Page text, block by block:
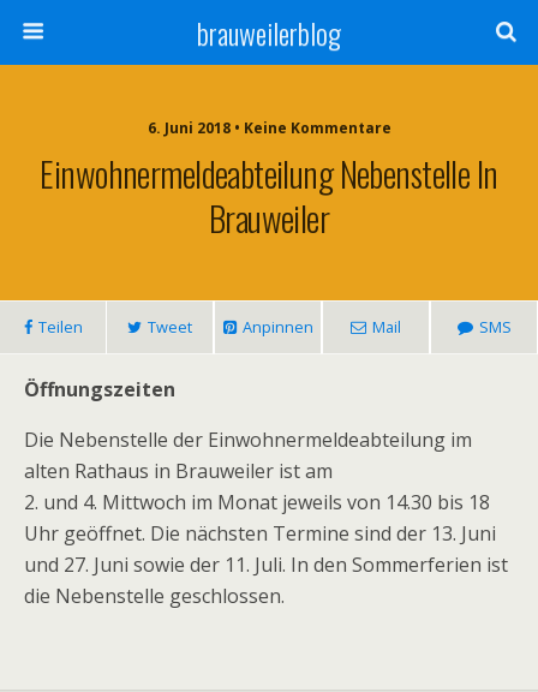
brauweilerblog
6. Juni 2018 • Keine Kommentare
Einwohnermeldeabteilung Nebenstelle In
Brauweiler
Teilen Tweet Anpinnen Mail SMS
Öffnungszeiten
Die Nebenstelle der Einwohnermeldeabteilung im
alten Rathaus in Brauweiler ist am
2. und 4. Mittwoch im Monat jeweils von 14.30 bis 18
Uhr geöffnet. Die nächsten Termine sind der 13. Juni
und 27. Juni sowie der 11. Juli. In den Sommerferien ist
die Nebenstelle geschlossen.